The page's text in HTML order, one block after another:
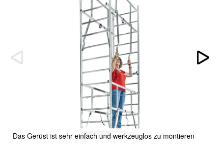
Das Gerüst ist sehr einfach und werkzeuglos zu montieren